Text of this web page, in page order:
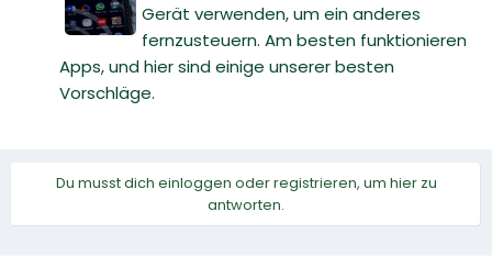
Gerät verwenden, um ein anderes
fernzusteuern. Am besten funktionieren
Apps, und hier sind einige unserer besten
Vorschläge.
Du musst dich einloggen oder registrieren, um hier zu
antworten.